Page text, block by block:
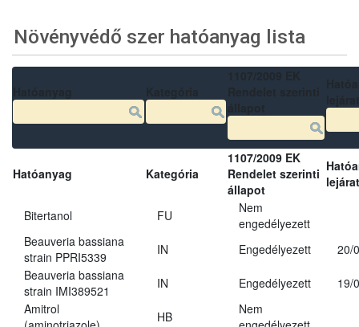
Növényvédő szer hatóanyag lista
Hatóanyag Kategória
1107/2009 EK
Rendelet szerinti
állapot
Bitertanol FU
Nem
engedélyezett
Beauveria bassiana
strain PPRI5339
IN Engedélyezett
20/
Beauveria bassiana
strain IMI389521
IN Engedélyezett
19/
Amitrol
HB
Nem